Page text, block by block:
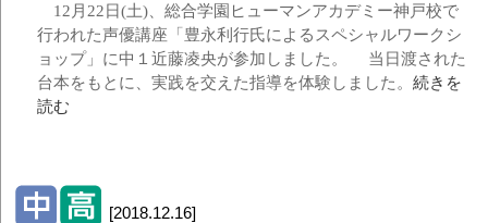
12月22日(土)、総合学園ヒューマンアカデミー神戸校で
行われた声優講座「豊永利行氏によるスペシャルワークシ
ョップ」に中１近藤凌央が参加しました。 当日渡された
台本をもとに、実践を交えた指導を体験しました。続きを
読む
[2018.12.16]